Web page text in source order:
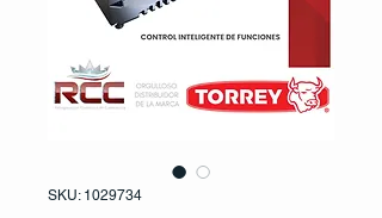
SKU: 1029734